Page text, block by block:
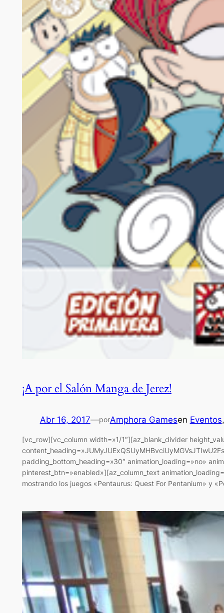
¡A por el Salón Manga de Jerez!
Abr 16, 2017—porAmphora Gamesen Eventos
[vc_row][vc_column width=»1/1″][az_blank_divider
padding_bottom_heading=»30″ animation_loading=»no»
pinterest_btn=»enabled»][az_column_text
mostrando los juegos «Pentaurus: Quest For Pentanium» y